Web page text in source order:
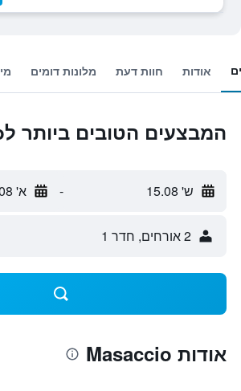
אודות חוות דעת מלונות דומים
המבצעים הטובים ביותר לMasaccio
ש' 15.08 - א' 16.08
2 אורחים, חדר 1
אודות Masaccio